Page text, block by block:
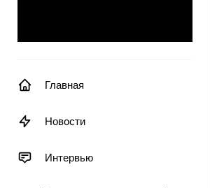
Главная
Новости
Интервью